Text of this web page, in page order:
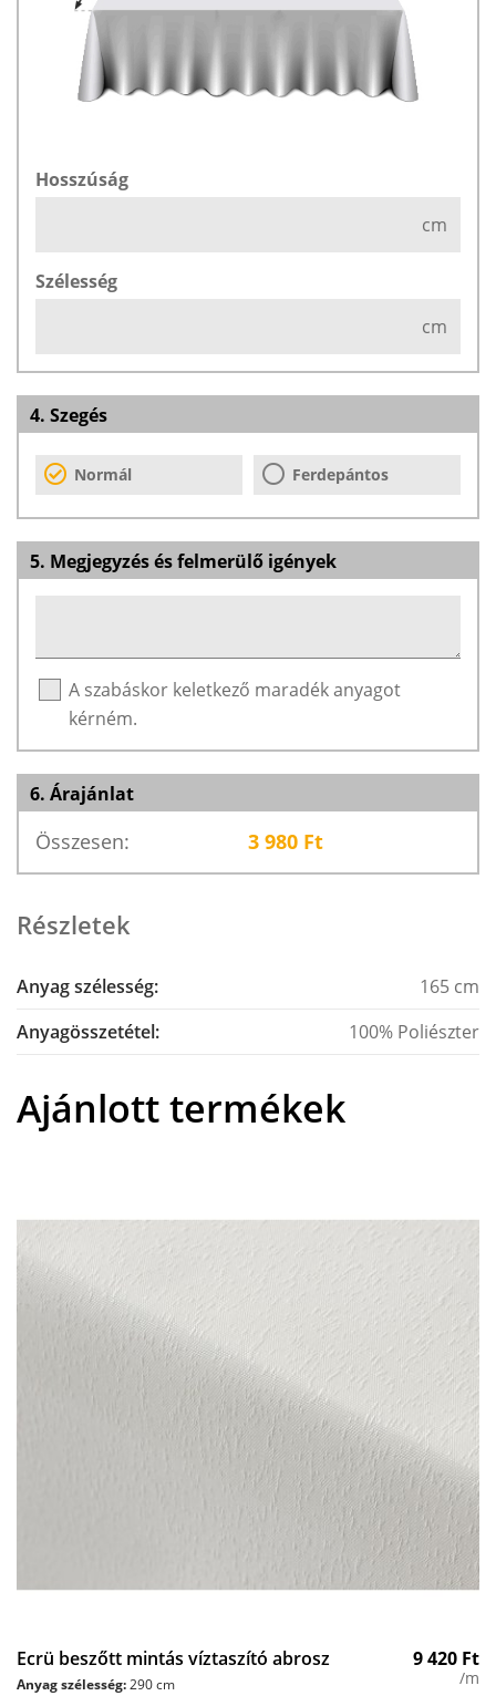
Hosszúság
cm
Szélesség
cm
4. Szegés
Normál Ferdepántos
5. Megjegyzés és felmerülő igények
A szabáskor keletkező maradék anyagot
kérném.
6. Árajánlat
Összesen: 3 980 Ft
Részletek
Anyag szélesség:
165 cm
Anyagösszetétel:
100% Poliészter
Ajánlott termékek
Ecrü beszőtt mintás víztaszító abrosz 9 420 Ft
/m
Anyag szélesség:290 cm